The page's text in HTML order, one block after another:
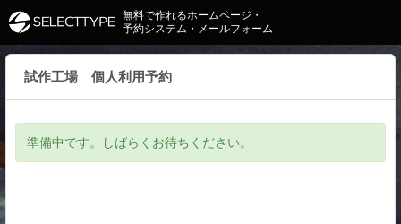
試作工場 個人利用予約
準備中です。しばらくお待ちください。
無料で作れるホームページ・
予約システム・メールフォーム